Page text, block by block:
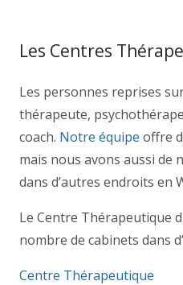
Les Centres
Les personnes reprises
thérapeute,
coach. Notre équipe offre
mais nous avons aussi de
dans d’autres endroits en
Le Centre Thérapeutique
nombre de cabinets dans
Centre Thérapeutique